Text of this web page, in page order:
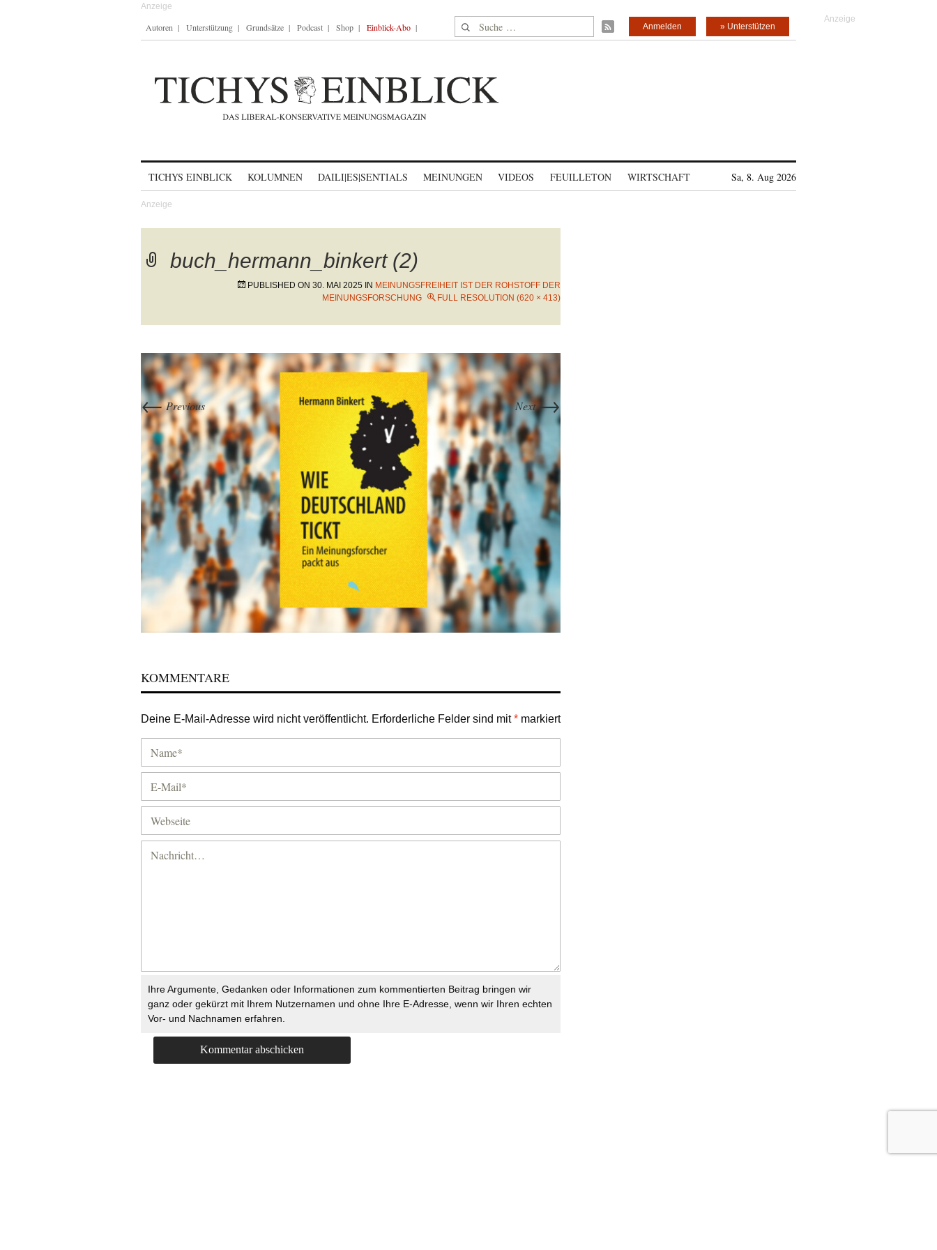
Autoren Unterstützung Grundsätze Podcast Shop Einblick-Abo Suche nach: » Unterstützen
Anmelden
TICHYS EINBLICK KOLUMNEN DAILI|ES|SENTIALS MEINUNGEN VIDEOS FEUILLETON WIRTSCHAFT Sa, 8. Aug 2026
buch_hermann_binkert (2)
PUBLISHED ON 30. MAI 2025 IN MEINUNGSFREIHEIT IST DER ROHSTOFF DER
MEINUNGSFORSCHUNG
FULL RESOLUTION (620 × 413)
←Previous Next→
KOMMENTARE
Deine E-Mail-Adresse wird nicht veröffentlicht. Erforderliche Felder sind mit* markiert
Ihre Argumente, Gedanken oder Informationen zum kommentierten Beitrag bringen wir
ganz oder gekürzt mit Ihrem Nutzernamen und ohne Ihre E-Adresse, wenn wir Ihren echten
Vor- und Nachnamen erfahren.